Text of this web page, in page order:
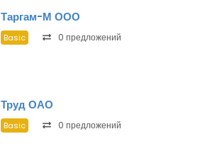
Таргам-М ООО
Basic 0 предложений
Труд ОАО
Basic 0 предложений